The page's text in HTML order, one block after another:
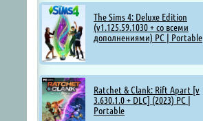
The Sims 4: Deluxe Edition
(v1.125.59.1030 + со всеми
дополнениями) PC | Portable
Ratchet & Clank: Rift Apart [v
3.630.1.0 + DLC] (2023) PC |
Portable